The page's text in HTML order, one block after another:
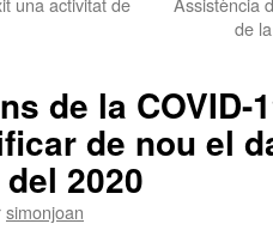
de
de la COVID-
de nou el
2020
simonjoan